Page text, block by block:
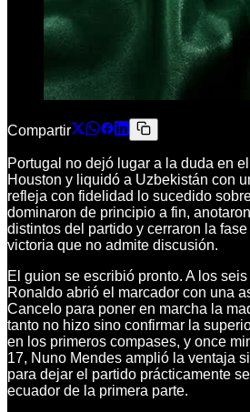
Compartir
Portugal no dejó lugar a la duda en
Houston y liquidó a Uzbekistán con
refleja con fidelidad lo sucedido
dominaron de principio a fin,
distintos del partido y cerraron la
victoria que no admite discusión.
El guion se escribió pronto. A los
Ronaldo abrió el marcador con una
Cancelo para poner en marcha la
tanto no hizo sino confirmar la
en los primeros compases, y once
17, Nuno Mendes amplió la ventaja
para dejar el partido prácticamente
ecuador de la primera parte.